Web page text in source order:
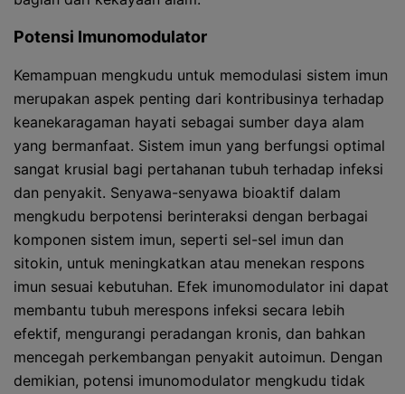
Potensi Imunomodulator
Kemampuan mengkudu untuk memodulasi sistem imun
merupakan aspek penting dari kontribusinya terhadap
keanekaragaman hayati sebagai sumber daya alam
yang bermanfaat. Sistem imun yang berfungsi optimal
sangat krusial bagi pertahanan tubuh terhadap infeksi
dan penyakit. Senyawa-senyawa bioaktif dalam
mengkudu berpotensi berinteraksi dengan berbagai
komponen sistem imun, seperti sel-sel imun dan
sitokin, untuk meningkatkan atau menekan respons
imun sesuai kebutuhan. Efek imunomodulator ini dapat
membantu tubuh merespons infeksi secara lebih
efektif, mengurangi peradangan kronis, dan bahkan
mencegah perkembangan penyakit autoimun. Dengan
demikian, potensi imunomodulator mengkudu tidak